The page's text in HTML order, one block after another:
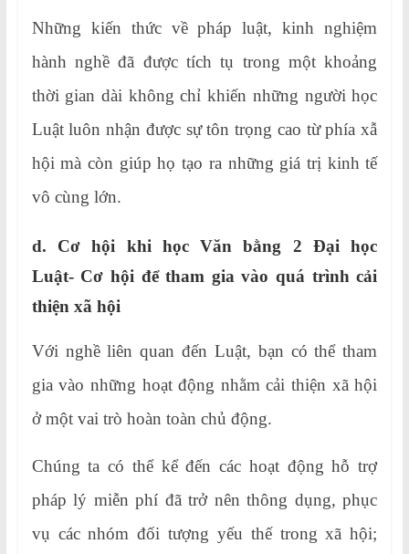
Những kiến thức về pháp luật, kinh nghiệm
hành nghề đã được tích tụ trong một khoảng
thời gian dài không chỉ khiến những người học
Luật luôn nhận được sự tôn trọng cao từ phía xẫ
hội mà còn giúp họ tạo ra những giá trị kinh tế
vô cùng lớn.
d. Cơ hội khi học Văn bằng 2 Đại học
Luật- Cơ hội để tham gia vào quá trình cải
thiện xã hội
Với nghề liên quan đến Luật, bạn có thể tham
gia vào những hoạt động nhằm cải thiện xã hội
ở một vai trò hoàn toàn chủ động.
Chúng ta có thể kể đến các hoạt động hỗ trợ
pháp lý miễn phí đã trở nên thông dụng, phục
vụ các nhóm đối tượng yếu thế trong xã hội;